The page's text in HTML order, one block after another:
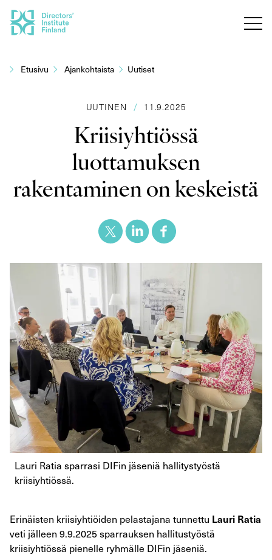
sisältöön
Etusivu Ajankohtaista Uutiset
UUTINEN / 11.9.2025
Kriisiyhtiössä
luottamuksen
rakentaminen on keskeistä
Lauri Ratia sparrasi DIFin jäseniä hallitystyöstä
kriisiyhtiössä.
Erinäisten kriisiyhtiöiden pelastajana tunnettu Lauri Ratia
veti jälleen 9.9.2025 sparrauksen hallitustyöstä
kriisiyhtiössä pienelle ryhmälle DIFin jäseniä.